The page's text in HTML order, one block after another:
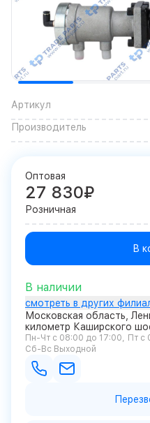
Артикул
Производитель
Оптовая
27 830₽
Розничная
В
В наличии
смотреть в других
Московская область,
километр Каширского
Пн-Чт с 08:00 до 17:00
Пт с
Сб-Вс Выходной